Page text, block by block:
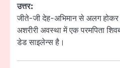
उत्तर:
जीते-जी देह-अभिमान से अलग
अशरीरी अवस्था में एक परमपिता
डेड साइलेन्स है।